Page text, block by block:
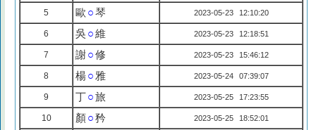
5 歐 ○琴 2023-05-23 12:10:20
6 吳 ○維 2023-05-23 12:18:51
7 謝○修 2023-05-23 15:46:12
8 楊○ 雅 2023-05-24 07:39:07
9 丁○旅 2023-05-25 17:23:55
10 顏○矜 2023-05-25 18:52:01